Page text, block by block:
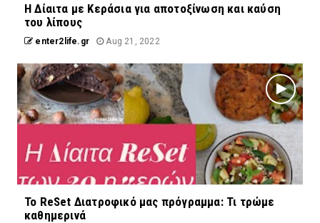
Η Δίαιτα με Κεράσια για αποτοξίνωση και καύση
του λίπους
enter2life.gr Aug 21, 2022
Το ReSet Διατροφικό μας πρόγραμμα: Τι τρώμε
καθημερινά